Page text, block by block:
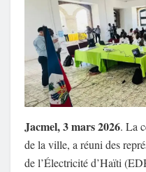
Jacmel, 3 mars 2026. La
de la ville, a réuni des
de l’Électricité d’Haïti